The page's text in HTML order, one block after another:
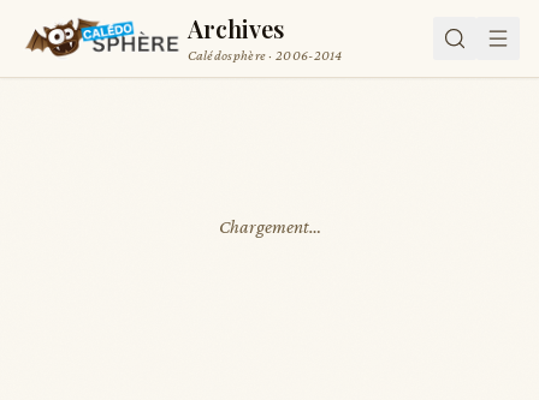
Archives
Calédosphère · 2006-2014
Chargement…